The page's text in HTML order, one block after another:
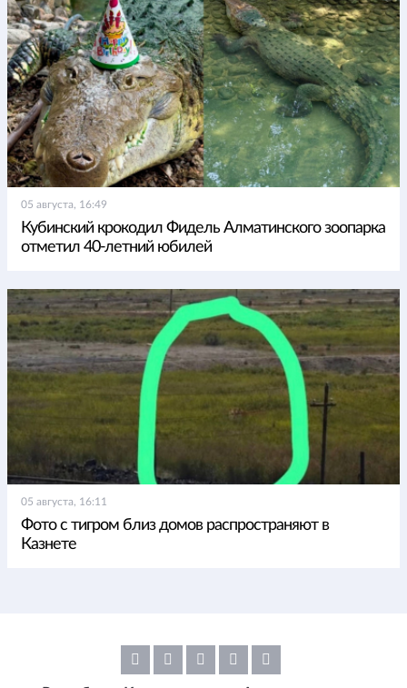
05 августа, 16:49
Кубинский крокодил Фидель Алматинского зоопарка
отметил 40-летний юбилей
05 августа, 16:11
Фото с тигром близ домов распространяют в
Казнете